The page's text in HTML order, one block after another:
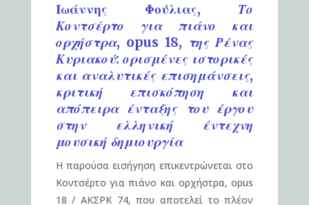
Ιωάννης Φούλιας, Το
Κοντσέρτο για πιάνο και
ορχήστρα, opus 18, της Ρένας
Κυριακού: ορισμένες ιστορικές
και αναλυτικές επισημάνσεις,
κριτική επισκόπηση και
απόπειρα ένταξης του έργου
στην ελληνική έντεχνη
μουσική δημιουργία
Η παρούσα εισήγηση επικεντρώνεται στο
Κοντσέρτο για πιάνο και ορχήστρα, opus
18 / ΑΚΣΡΚ 74, που αποτελεί το πλέον